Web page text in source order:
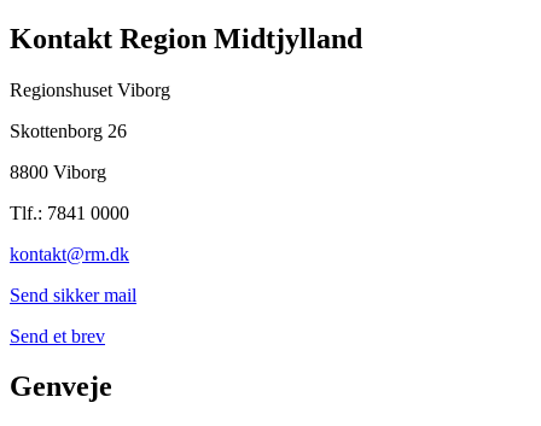
Kontakt Region Midtjylland
Regionshuset Viborg
Skottenborg 26
8800 Viborg
Tlf.: 7841 0000
kontakt@rm.dk
Send sikker mail
Send et brev
Genveje